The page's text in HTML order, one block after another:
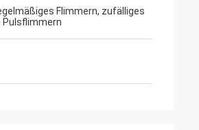
Flimmern, zufälliges
Pulsflimmern